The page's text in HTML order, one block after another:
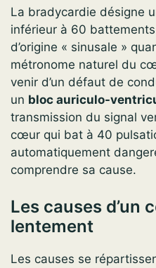
La bradycardie désigne
inférieur à 60
d’origine « sinusale »
métronome naturel du
venir d’un défaut de
un bloc auriculo-
transmission du signal
cœur qui bat à 40
automatiquement
comprendre sa cause.
Les causes d’un
lentement
Les causes se